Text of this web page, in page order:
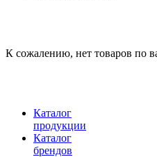
К сожалению, нет товаров по
Каталог
продукции
Каталог
брендов